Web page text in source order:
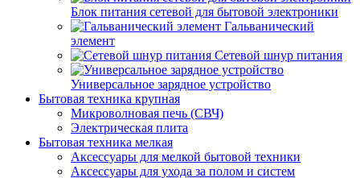
Блок питания сетевой для бытовой электроники
Гальванический
элемент
Сетевой шнур питания
Универсальное зарядное устройство
Бытовая техника крупная
Микроволновая печь (СВЧ)
Электрическая плита
Бытовая техника мелкая
Аксессуары для мелкой бытовой техники
Аксессуары для ухода за полом и систем